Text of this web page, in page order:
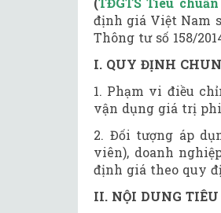
định giá Việt Nam
Thông tư số 158/
I. QUY ĐỊNH
1. Phạm vi điều
vận dụng giá trị
2. Đối tượng áp
viên), doanh
định giá theo quy
II. NỘI DUNG